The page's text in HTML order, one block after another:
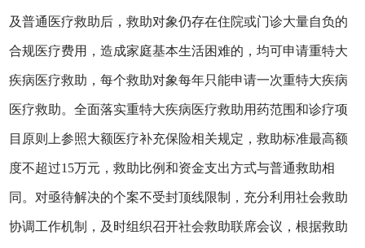
及普通医疗救助后，救助对象仍存在住院或门诊大量自负的
合规医疗费用，造成家庭基本生活困难的，均可申请重特大
疾病医疗救助，每个救助对象每年只能申请一次重特大疾病
医疗救助。全面落实重特大疾病医疗救助用药范围和诊疗项
目原则上参照大额医疗补充保险相关规定，救助标准最高额
度不超过15万元，救助比例和资金支出方式与普通救助相
同。对亟待解决的个案不受封顶线限制，充分利用社会救助
协调工作机制，及时组织召开社会救助联席会议，根据救助